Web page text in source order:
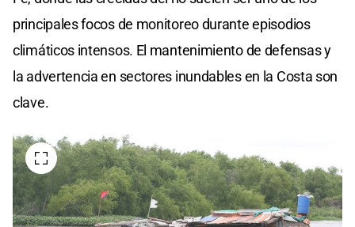
principales focos de monitoreo durante episodios
climáticos intensos. El mantenimiento de defensas y
la advertencia en sectores inundables en la Costa son
clave.